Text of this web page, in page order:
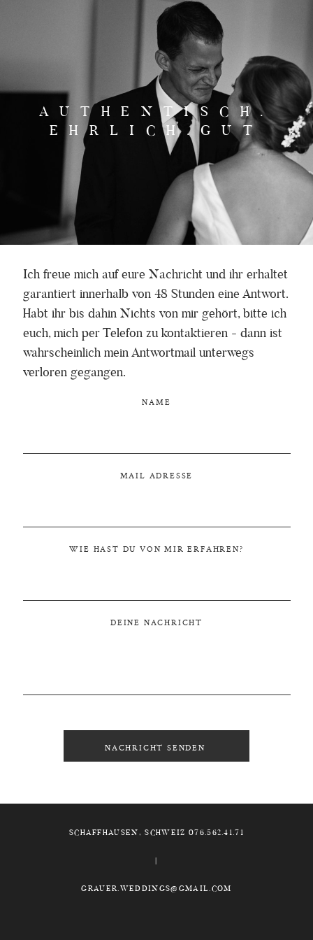
AUTHENTISCH.
EHRLICH.GUT
Ich freue mich auf eure Nachricht und ihr erhaltet
garantiert innerhalb von 48 Stunden eine Antwort.
Habt ihr bis dahin Nichts von mir gehört, bitte ich
euch, mich per Telefon zu kontaktieren - dann ist
wahrscheinlich mein Antwortmail unterwegs
verloren gegangen.
NAME
MAIL ADRESSE
WIE HAST DU VON MIR ERFAHREN?
DEINE NACHRICHT
NACHRICHT SENDEN
SCHAFFHAUSEN, SCHWEIZ 076.562.41.71
GRAUER.WEDDINGS@GMAIL.COM
WEDDING STORIES
INFORMATIONEN
KONTAKT
SCHAFFHAUSEN, SCHWEIZ 076.562.4171